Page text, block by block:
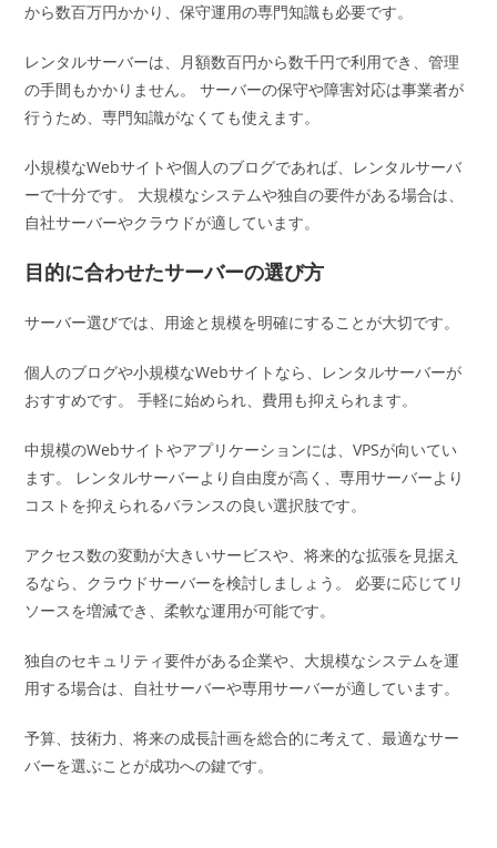
から数百万円かかり、保守運用の専門知識も必要です。
レンタルサーバーは、月額数百円から数千円で利用でき、管理
の手間もかかりません。 サーバーの保守や障害対応は事業者が
行うため、専門知識がなくても使えます。
小規模なWebサイトや個人のブログであれば、レンタルサーバ
ーで十分です。 大規模なシステムや独自の要件がある場合は、
自社サーバーやクラウドが適しています。
目的に合わせたサーバーの選び方
サーバー選びでは、用途と規模を明確にすることが大切です。
個人のブログや小規模なWebサイトなら、レンタルサーバーが
おすすめです。 手軽に始められ、費用も抑えられます。
中規模のWebサイトやアプリケーションには、VPSが向いてい
ます。 レンタルサーバーより自由度が高く、専用サーバーより
コストを抑えられるバランスの良い選択肢です。
アクセス数の変動が大きいサービスや、将来的な拡張を見据え
るなら、クラウドサーバーを検討しましょう。 必要に応じてリ
ソースを増減でき、柔軟な運用が可能です。
独自のセキュリティ要件がある企業や、大規模なシステムを運
用する場合は、自社サーバーや専用サーバーが適しています。
予算、技術力、将来の成長計画を総合的に考えて、最適なサー
バーを選ぶことが成功への鍵です。